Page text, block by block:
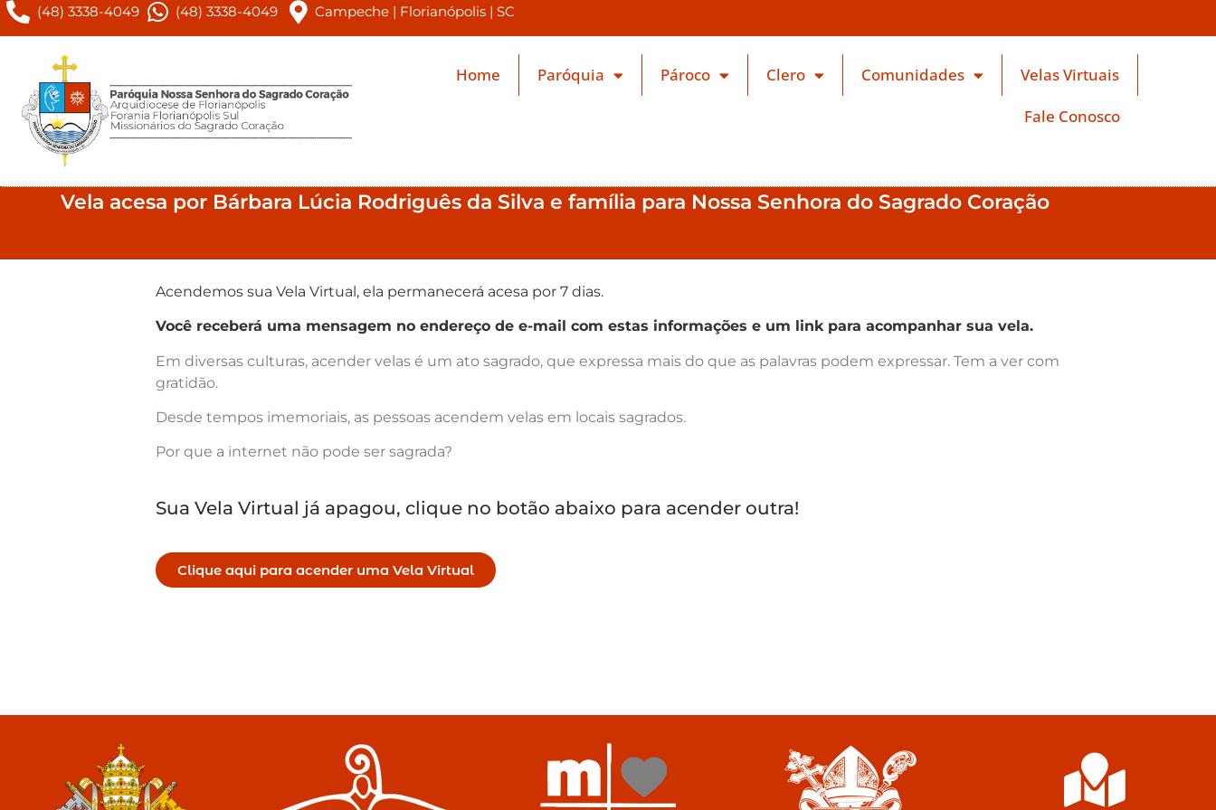
(48) 3338-4049 (48) 3338-4049 Campeche | Florianópolis | SC
Home Paróquia Pároco Clero Comunidades
Velas Virtuais
Fale Conosco
Vela acesa por Bárbara Lúcia Rodriguês da Silva e família para Nossa Senhora do Sagrado Coração
Acendemos sua Vela Virtual, ela permanecerá acesa por 7 dias.
Você receberá uma mensagem no endereço de e-mail com estas informações e um link para acompanhar sua vela.
Em diversas culturas, acender velas é um ato sagrado, que expressa mais do que as palavras podem expressar. Tem a ver com
gratidão.
Desde tempos imemoriais, as pessoas acendem velas em locais sagrados.
Por que a internet não pode ser sagrada?
Sua Vela Virtual já apagou, clique no botão abaixo para acender outra!
Clique aqui para acender uma Vela Virtual